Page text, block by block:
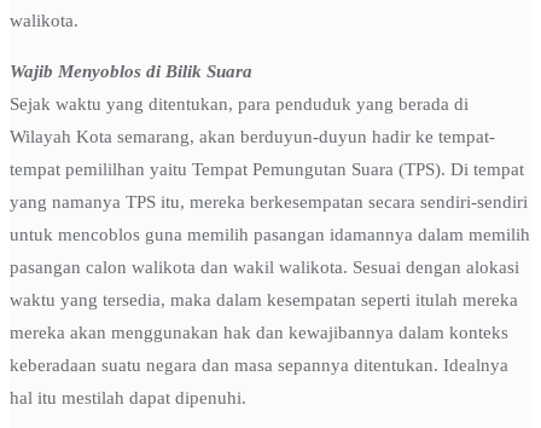
walikota.
Wajib Menyoblos di Bilik Suara
Sejak waktu yang ditentukan, para penduduk yang berada di
Wilayah Kota semarang, akan berduyun-duyun hadir ke tempat-
tempat pemililhan yaitu Tempat Pemungutan Suara (TPS). Di tempat
yang namanya TPS itu, mereka berkesempatan secara sendiri-sendiri
untuk mencoblos guna memilih pasangan idamannya dalam memilih
pasangan calon walikota dan wakil walikota. Sesuai dengan alokasi
waktu yang tersedia, maka dalam kesempatan seperti itulah mereka
mereka akan menggunakan hak dan kewajibannya dalam konteks
keberadaan suatu negara dan masa sepannya ditentukan. Idealnya
hal itu mestilah dapat dipenuhi.